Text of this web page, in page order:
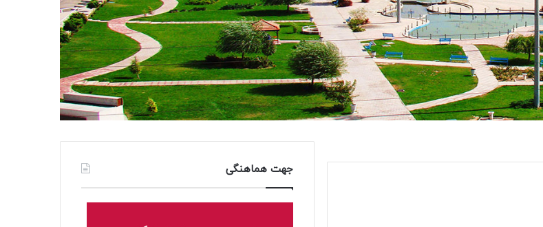
جهت هماهنگی